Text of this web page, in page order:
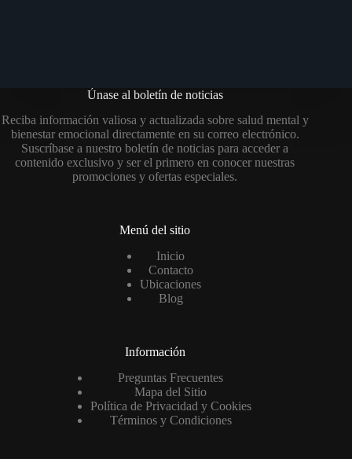
Únase al boletín de noticias
Reciba información valiosa y actualizada sobre salud mental y
bienestar emocional directamente en su correo electrónico.
Suscríbase a nuestro boletín de noticias para acceder a
contenido exclusivo y ser el primero en conocer nuestras
promociones y ofertas especiales.
Menú del sitio
Inicio
Contacto
Ubicaciones
Blog
Información
Preguntas Frecuentes
Mapa del Sitio
Política de Privacidad y Cookies
Términos y Condiciones